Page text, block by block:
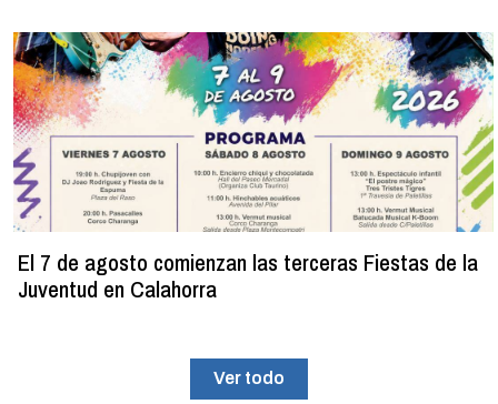
El 7 de agosto comienzan las terceras Fiestas de la
Juventud en Calahorra
Ver todo